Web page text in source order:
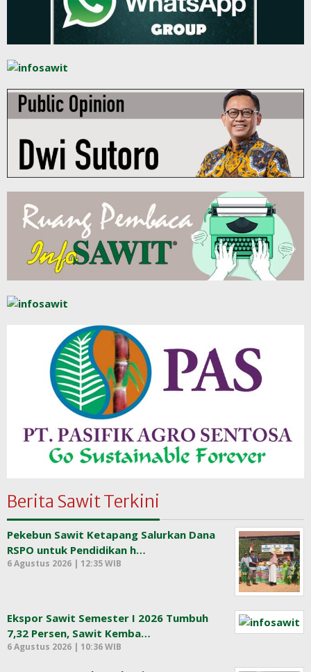
Berita Sawit Terkini
Pekebun Sawit Ketapang Salurkan Dana
RSPO untuk Pendidikan h…
6 Agustus 2026 | 12:35 WIB
Ekspor Sawit Semester I 2026 Tumbuh
7,32 Persen, Sawit Kemba…
6 Agustus 2026 | 10:36 WIB